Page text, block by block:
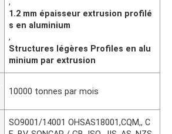
1.2 mm épaisseur extrusion profilé
s en aluminium
,
Structures légères Profiles en alu
minium par extrusion
10000 tonnes par mois
SO9001/14001 OHSAS18001,CQM,, C